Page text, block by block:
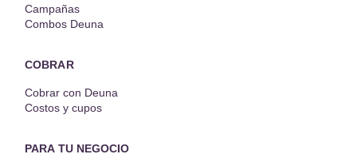
Campañas
Combos Deuna
COBRAR
Cobrar con Deuna
Costos y cupos
PARA TU NEGOCIO